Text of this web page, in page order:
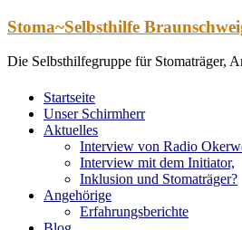
Zum
springen
Stoma~Selbsthilfe
Die Selbsthilfegruppe für Stomaträger,
Startseite
Unser Schirmherr
Aktuelles
Interview von Radio
Interview mit dem Initiator,
Inklusion und Stomaträger?
Angehörige
Erfahrungsberichte